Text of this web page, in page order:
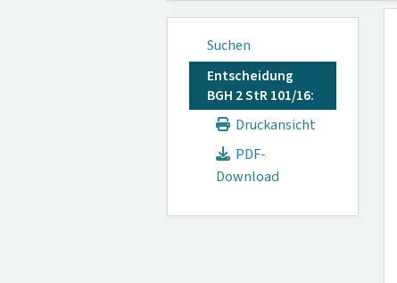
Suchen
Entscheidung
BGH 2 StR 101/16:
Druckansicht
PDF-
Download